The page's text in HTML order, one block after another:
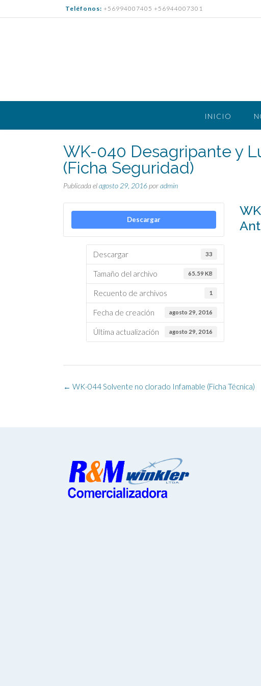
al
Teléfonos: +56994007405 +56944007301
INICIO
WK-040 Desagripante y
(Ficha Seguridad)
Publicada elagosto 29, 2016poradmin
Descargar
Descargar 33
Tamaño del archivo 65.59 KB
Recuento de archivos 1
Fecha de creación agosto 29, 2016
Última actualización agosto 29, 2016
Navegación
← WK-044 Solvente no clorado Infamable (Ficha Técnica)